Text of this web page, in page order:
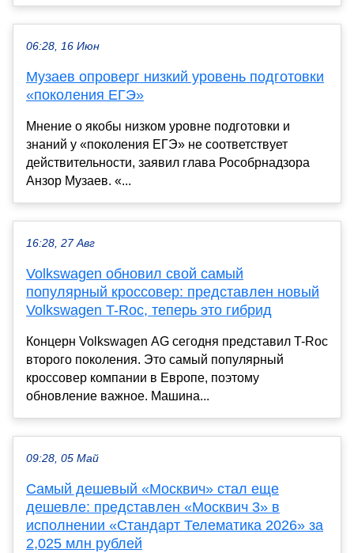
06:28, 16 Июн
Музаев опроверг низкий уровень подготовки
«поколения ЕГЭ»
Мнение о якобы низком уровне подготовки и
знаний у «поколения ЕГЭ» не соответствует
действительности, заявил глава Рособрнадзора
Анзор Музаев. «...
16:28, 27 Авг
Volkswagen обновил свой самый
популярный кроссовер: представлен новый
Volkswagen T-Roc, теперь это гибрид
Концерн Volkswagen AG сегодня представил T-Roc
второго поколения. Это самый популярный
кроссовер компании в Европе, поэтому
обновление важное. Машина...
09:28, 05 Май
Самый дешевый «Москвич» стал еще
дешевле: представлен «Москвич 3» в
исполнении «Стандарт Телематика 2026» за
2,025 млн рублей